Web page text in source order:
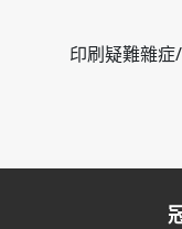
印刷疑難雜